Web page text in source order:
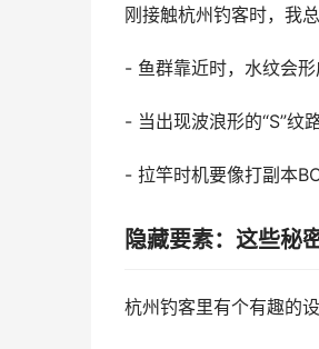
刚接触杭州钓客时，我
- 鱼群靠近时，水纹会
- 当出现波浪形的“S”纹
- 拉竿时机要像打副本
隐藏要素：这些秘
杭州钓客里有个有趣的